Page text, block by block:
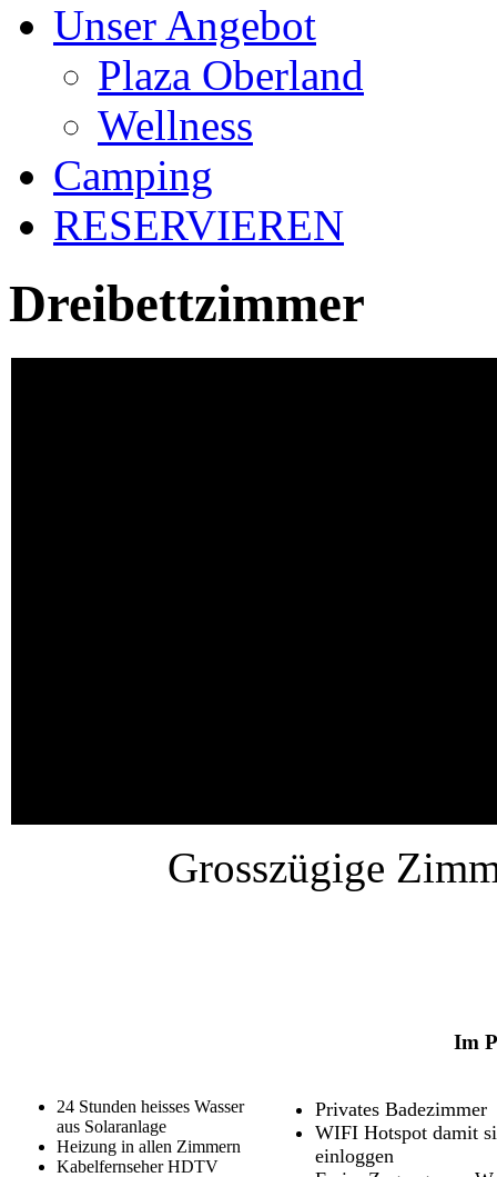
Unser Angebot
Plaza Oberland
Wellness
Camping
RESERVIEREN
Dreibettzimmer
Grosszügige
Im
24 Stunden heisses Wasser
aus Solaranlage
Heizung in allen Zimmern
Kabelfernseher HDTV
Privates Badezimmer
WIFI Hotspot damit
einloggen